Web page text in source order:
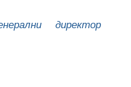
директор